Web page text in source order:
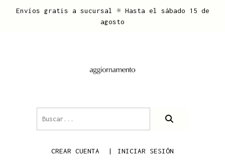
Envíos gratis a sucursal ☼ Hasta el sábado 15 de
agosto
CREAR CUENTA INICIAR SESIÓN